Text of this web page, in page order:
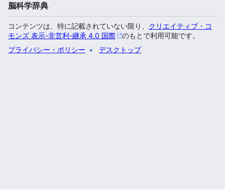
脳科学辞典
コンテンツは、特に記載されていない限り、 クリエイティブ・コ
モンズ 表示-非営利-継承 4.0 国際
のもとで利用可能です。
プライバシー・ポリシー
デスクトップ